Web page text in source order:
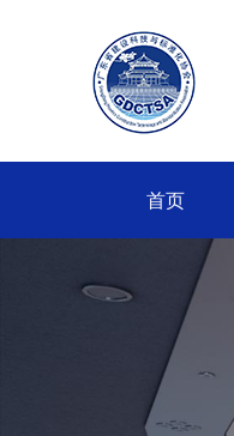
首页